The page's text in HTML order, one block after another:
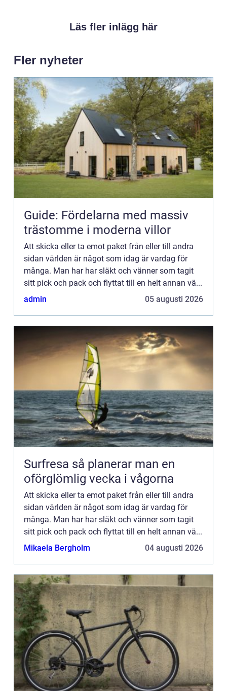
Läs fler inlägg här
Fler nyheter
Guide: Fördelarna med massiv
trästomme i moderna villor
Att skicka eller ta emot paket från eller till andra
sidan världen är något som idag är vardag för
många. Man har har släkt och vänner som tagit
sitt pick och pack och flyttat till en helt annan vä...
admin
05 augusti 2026
Surfresa så planerar man en
oförglömlig vecka i vågorna
Att skicka eller ta emot paket från eller till andra
sidan världen är något som idag är vardag för
många. Man har har släkt och vänner som tagit
sitt pick och pack och flyttat till en helt annan vä...
Mikaela Bergholm
04 augusti 2026